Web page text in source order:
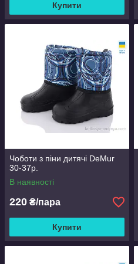
Купити
Чоботи з піни дитячі DeMur
30-37р.
В наявності
220 ₴/пара
Купити